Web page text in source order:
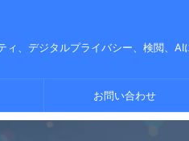
ィ、デジタルプライバシー、検閲、AI
お問い合わせ